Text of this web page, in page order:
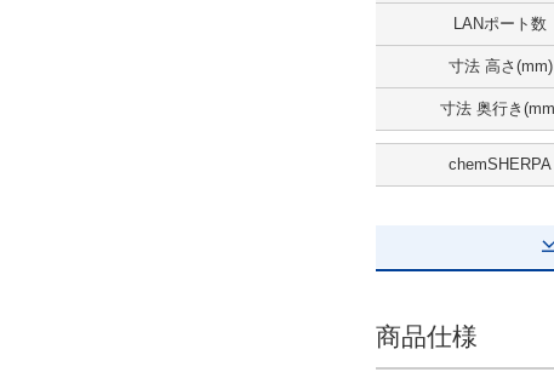
LANポート数
寸法 高さ(mm)
寸法 奥行き
chemSHERPA
商品仕様